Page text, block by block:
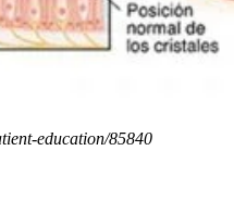
education/85840